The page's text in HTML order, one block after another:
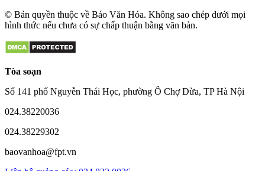
© Bản quyền thuộc về Báo Văn Hóa. Không sao chép dưới mọi
hình thức nếu chưa có sự chấp thuận bằng văn bản.
Tòa soạn
Số 141 phố Nguyễn Thái Học, phường Ô Chợ Dừa, TP Hà Nội
024.38220036
024.38229302
baovanhoa@fpt.vn